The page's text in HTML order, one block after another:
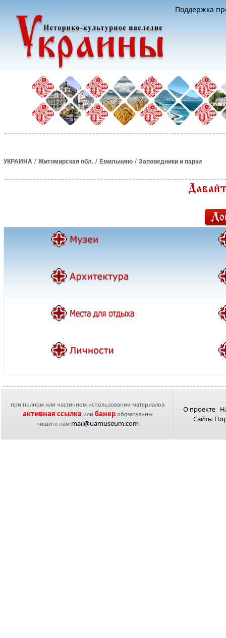
Поддержка
УКРАИНА / Житомирская обл. / Емильчино / Заповедники и парки
при полном или частичном использовании материалов
активная ссылка или банеробязательны
пишите нам mail@uamuseum.com
О проекте
Сайты